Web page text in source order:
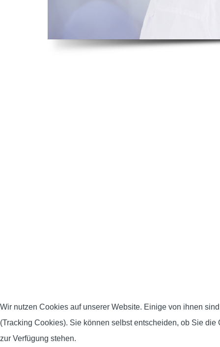
Wir nutzen Cookies auf unserer Website. Einige von ihnen
(Tracking Cookies). Sie können selbst entscheiden, ob Sie
zur Verfügung stehen.